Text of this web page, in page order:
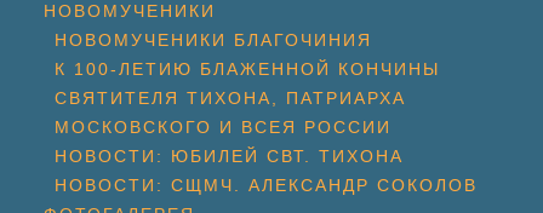
НОВОМУЧЕНИКИ
НОВОМУЧЕНИКИ БЛАГОЧИНИЯ
К 100-ЛЕТИЮ БЛАЖЕННОЙ КОНЧИНЫ
СВЯТИТЕЛЯ ТИХОНА, ПАТРИАРХА
МОСКОВСКОГО И ВСЕЯ РОССИИ
НОВОСТИ: ЮБИЛЕЙ СВТ. ТИХОНА
НОВОСТИ: СЩМЧ. АЛЕКСАНДР СОКОЛОВ